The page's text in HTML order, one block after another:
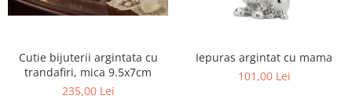
Cutie bijuterii argintata cu
trandafiri, mica 9.5x7cm
235,00 Lei
Iepuras argintat cu mama
101,00 Lei